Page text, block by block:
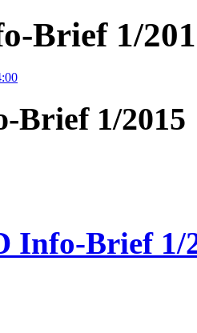
Brief 1/
Brief 1/2015
Info-Brief 1/